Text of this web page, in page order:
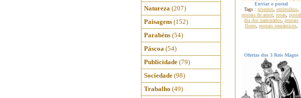
Natureza (207)
Paisagens (152)
Parabéns (54)
Páscoa (54)
Publicidade (79)
Sociedade (98)
Trabalho (49)
Enviar o postal
Tags : prsentes, embrulhos,
postais de amor, rosas postal
dia dos namorados postais
flores, postais românticos,
Ofertas dos 3 Reis Magos